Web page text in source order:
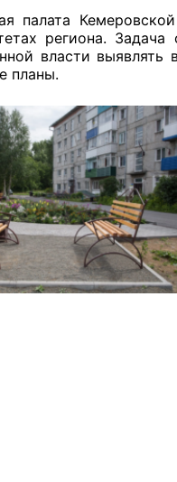
ОП КО
палата
региона.
власти
планы.